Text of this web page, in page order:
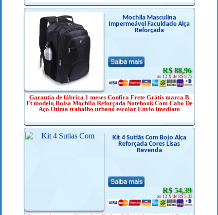
Mochila Masculina
Impermeável Faculdade Alça
Reforçada
R$ 88,96
ou 12 X de R$ 8.72
Garantia de fábrica 1 meses Confira Frete Grátis marca B
Ft modelo Bolsa Mochila Reforçada Notebook Com Cabo De
Aço Ótima trabalho urbano escolar Envio imediato
Kit 4 Sutiãs Com Bojo Alça
Reforçada Cores Lisas
Revenda
R$ 54,39
ou 12 X de R$ 5.33